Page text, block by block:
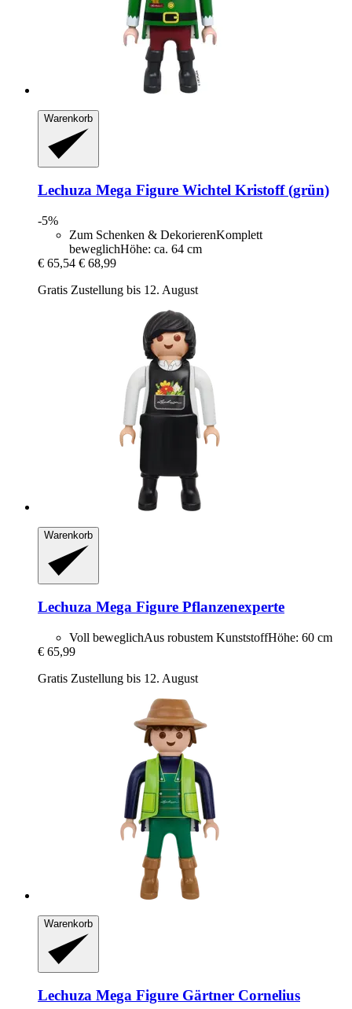
Warenkorb
Lechuza Mega Figure Wichtel Kristoff (grün)
-5%
Zum Schenken & DekorierenKomplett
beweglichHöhe: ca. 64 cm
€ 65,54 € 68,99
Gratis Zustellung bis 12. August
Warenkorb
Lechuza Mega Figure Pflanzenexperte
Voll beweglichAus robustem KunststoffHöhe: 60 cm
€ 65,99
Gratis Zustellung bis 12. August
Warenkorb
Lechuza Mega Figure Gärtner Cornelius